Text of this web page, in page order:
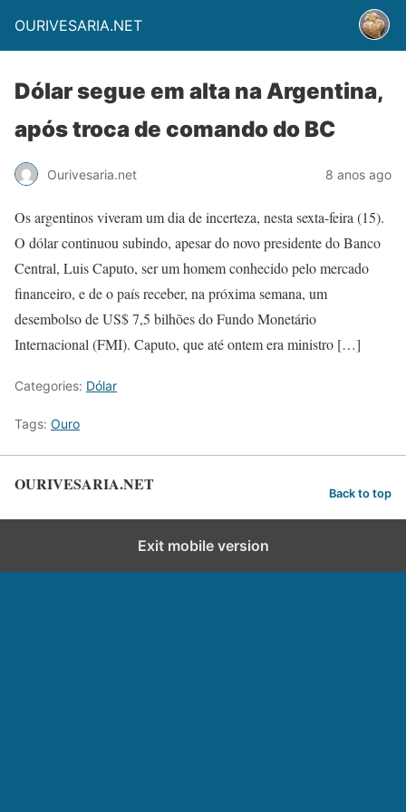
OURIVESARIA.NET
Dólar segue em alta na Argentina,
após troca de comando do BC
Ourivesaria.net 8 anos ago
Os argentinos viveram um dia de incerteza, nesta sexta-feira (15).
O dólar continuou subindo, apesar do novo presidente do Banco
Central, Luis Caputo, ser um homem conhecido pelo mercado
financeiro, e de o país receber, na próxima semana, um
desembolso de US$ 7,5 bilhões do Fundo Monetário
Internacional (FMI). Caputo, que até ontem era ministro […]
Categories: Dólar
Tags: Ouro
OURIVESARIA.NET Back to top
Exit mobile version